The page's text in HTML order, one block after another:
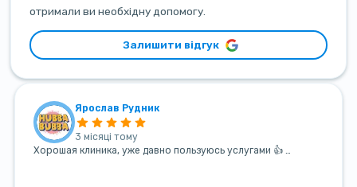
отримали ви необхідну допомогу.
Залишити відгук
Ярослав Рудник
3 місяці тому
Хорошая клиника, уже давно пользуюсь услугами 👍 …